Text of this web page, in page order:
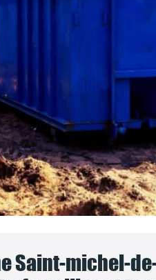
Saint-michel-